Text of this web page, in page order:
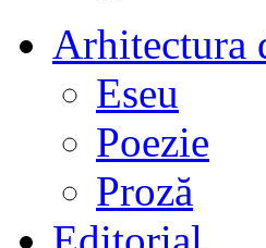
Arhitectura
Eseu
Poezie
Proză